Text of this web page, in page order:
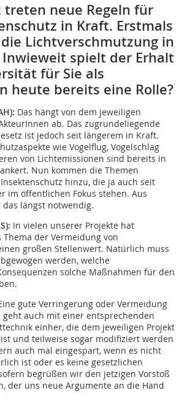
treten neue Regeln für
in Kraft. Erstmals
Lichtverschmutzung in
Inwieweit spielt der Erhalt
für Sie als
heute bereits eine Rolle?
Das hängt von dem jeweiligen
ab. Das zugrundeliegende
ist jedoch seit längerem in Kraft.
wie Vogelflug, Vogelschlag
von Lichtemissionen sind bereits in
Nun kommen die Themen
hinzu, die ja auch seit
im öffentlichen Fokus stehen. Aus
längst notwendig.
In vielen unserer Projekte hat
der Vermeidung von
großen Stellenwert. Natürlich muss
werden, welche
solche Maßnahmen für den
gute Verringerung oder Vermeidung
auch mit einer entsprechenden
einher, die dem jeweiligen Projekt
und teilweise sogar modifiziert werden
auch mal eingespart, wenn es nicht
ist oder es keine gesetzlichen
begrüßen wir den jetzigen Vorstoß
der uns neue Argumente an die Hand